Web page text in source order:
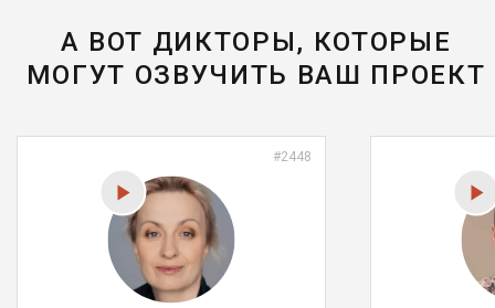
А ВОТ ДИКТОРЫ, КОТОРЫЕ
МОГУТ ОЗВУЧИТЬ ВАШ ПРОЕКТ
#2448